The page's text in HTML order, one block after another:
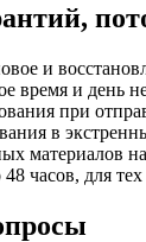
и
время и день
при
в
материалов
часов, для